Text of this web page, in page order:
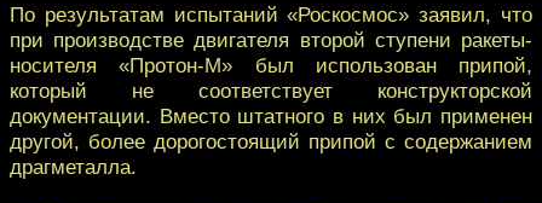
По результатам испытаний «Роскосмос» заявил, что
при производстве двигателя второй ступени ракеты-
носителя «Протон-М» был использован припой,
который не соответствует конструкторской
документации. Вместо штатного в них был применен
другой, более дорогостоящий припой с содержанием
драгметалла.